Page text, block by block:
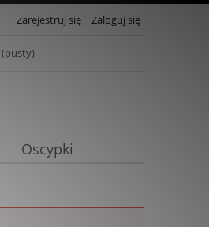
Zarejestruj się Zaloguj się
(pusty)
Oscypki